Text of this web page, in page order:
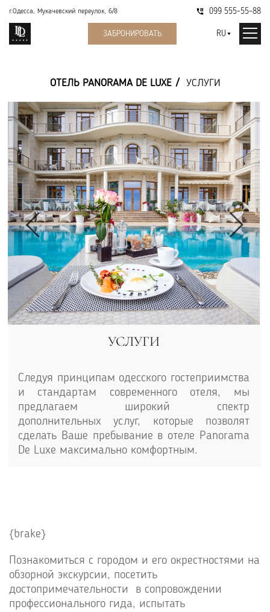
г.Одесса, Мукачевский переулок, 6/8 099 555-55-88
RU
ЗАБРОНИРОВАТЬ
ОТЕЛЬ PANORAMA DE LUXE УСЛУГИ
УСЛУГИ
Следуя принципам одесского гостеприимства
и стандартам современного отеля, мы
предлагаем широкий спектр
дополнительных услуг, которые позволят
сделать Ваше пребывание в отеле Panorama
De Luxe максимально комфортным.
{brake}
Познакомиться с городом и его окрестностями на
обзорной экскурсии, посетить
достопримечательности в сопровождении
профессионального гида, испытать